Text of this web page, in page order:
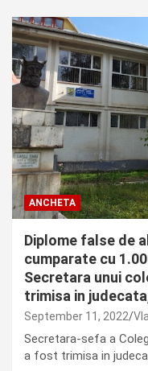
ANCHETA
Diplome false de
cumparate cu
Secretara unui
trimisa in
September 11, 2022
Secretara-sefa a
a fost trimisa in